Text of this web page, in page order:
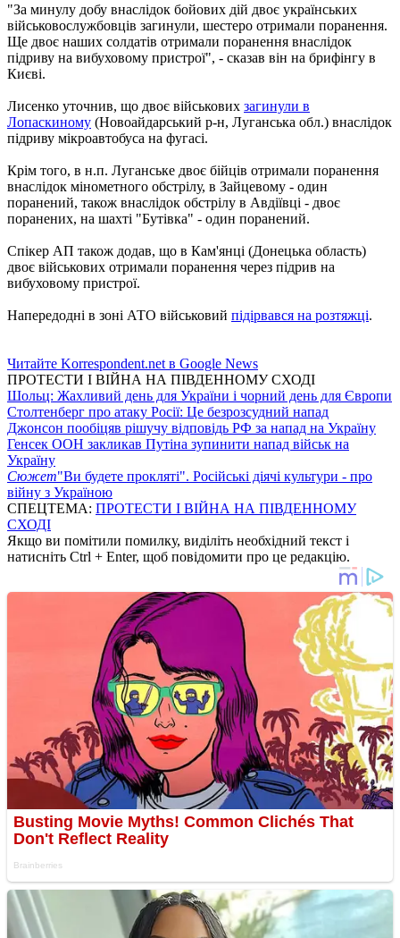
"За минулу добу внаслідок бойових дій двоє українських
військовослужбовців загинули, шестеро отримали поранення.
Ще двоє наших солдатів отримали поранення внаслідок
підриву на вибуховому пристрої", - сказав він на брифінгу в
Києві.
Лисенко уточнив, що двоє військових загинули в
Лопаскиному (Новоайдарський р-н, Луганська обл.) внаслідок
підриву мікроавтобуса на фугасі.
Крім того, в н.п. Луганське двоє бійців отримали поранення
внаслідок мінометного обстрілу, в Зайцевому - один
поранений, також внаслідок обстрілу в Авдіївці - двоє
поранених, на шахті "Бутівка" - один поранений.
Спікер АП також додав, що в Кам'янці (Донецька область)
двоє військових отримали поранення через підрив на
вибуховому пристрої.
Напередодні в зоні АТО військовий підірвався на розтяжці.
Читайте Korrespondent.net в Google News
ПРОТЕСТИ І ВІЙНА НА ПІВДЕННОМУ СХОДІ
Шольц: Жахливий день для України і чорний день для Європи
Столтенберг про атаку Росії: Це безрозсудний напад
Джонсон пообіцяв рішучу відповідь РФ за напад на Україну
Генсек ООН закликав Путіна зупинити напад військ на
Україну
Сюжет"Ви будете прокляті". Російські діячі культури - про
війну з Україною
СПЕЦТЕМА: ПРОТЕСТИ І ВІЙНА НА ПІВДЕННОМУ
СХОДІ
Якщо ви помітили помилку, виділіть необхідний текст і
натисніть Ctrl + Enter, щоб повідомити про це редакцію.